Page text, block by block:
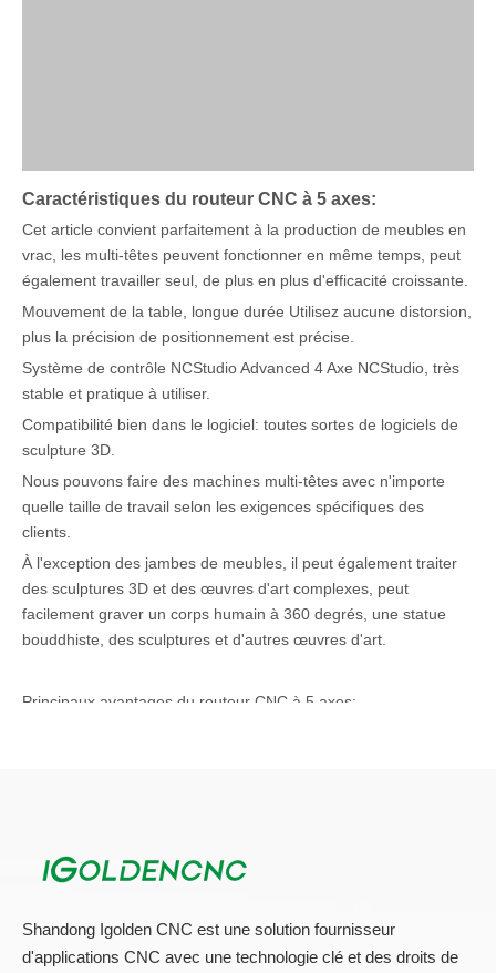
Caractéristiques du routeur CNC à 5 axes:
Cet article convient parfaitement à la production de meubles en
vrac, les multi-têtes peuvent fonctionner en même temps, peut
également travailler seul, de plus en plus d'efficacité croissante.
Mouvement de la table, longue durée Utilisez aucune distorsion,
plus la précision de positionnement est précise.
Système de contrôle NCStudio Advanced 4 Axe NCStudio, très
stable et pratique à utiliser.
Compatibilité bien dans le logiciel: toutes sortes de logiciels de
sculpture 3D.
Nous pouvons faire des machines multi-têtes avec n'importe
quelle taille de travail selon les exigences spécifiques des
clients.
À l'exception des jambes de meubles, il peut également traiter
des sculptures 3D et des œuvres d'art complexes, peut
facilement graver un corps humain à 360 degrés, une statue
bouddhiste, des sculptures et d'autres œuvres d'art.
Principaux avantages du routeur CNC à 5 axes:
de base, comme un centre d'usinage CNC, il a trois axes
linéaires. Vous devez être méfiant sur le service machine CNC si
des avantages deKit de routeur CNC 5 Axesont mentionnés ci-
dessous.
Shandong Igolden CNC est une solution fournisseur
d'applications CNC avec une technologie clé et des droits de